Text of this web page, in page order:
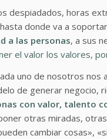
despiadados, horas
donde va a
a las personas, a sus
el valor los valores,
uno de nosotros nos
de generar negocio,
con valor, talento
otras miradas,
cambiar cosas»,